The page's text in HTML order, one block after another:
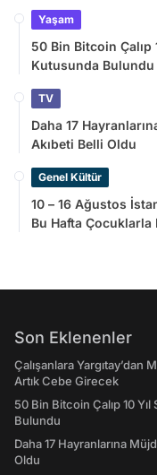
Yaşam
50 Bin Bitcoin Çalıp
Kutusunda Bulundu
TV
Daha 17
Akıbeti Belli Oldu
Genel Kültür
10 – 16 Ağustos
Bu Hafta Çocuklarla
Son Eklenenler
Çalışanlara Yargıtay’dan
Artık Cebe Girecek
50 Bin Bitcoin Çalıp 10 Yıl
Bulundu
Daha 17 Hayranlarına
Oldu